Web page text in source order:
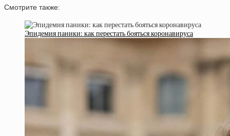
Смотрите также:
Эпидемия паники: как перестать бояться коронавируса